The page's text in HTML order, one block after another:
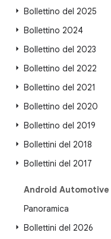
Bollettino del 2025
Bollettino 2024
Bollettino del 2023
Bollettino del 2022
Bollettino del 2021
Bollettino del 2020
Bollettino del 2019
Bollettini del 2018
Bollettini del 2017
Android Automotive
Panoramica
Bollettini del 2026